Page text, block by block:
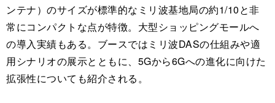
ンテナ）のサイズが標準的なミリ波基地局の約1/10と非
常にコンパクトな点が特徴。大型ショッピングモールへ
の導入実績もある。ブースではミリ波DASの仕組みや適
用シナリオの展示とともに、5Gから6Gへの進化に向けた
拡張性についても紹介される。